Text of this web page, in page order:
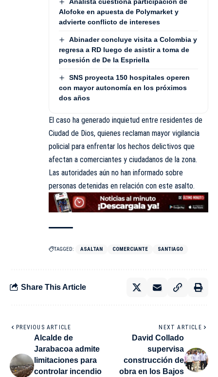
Alofoke en apuesta de Polymarket y
advierte conflicto de intereses
Abinader concluye visita a Colombia y
regresa a RD luego de asistir a toma de
posesión de De la Espriella
SNS proyecta 150 hospitales operen
con mayor autonomía en los próximos
dos años
El caso ha generado inquietud entre residentes de
Ciudad de Dios, quienes reclaman mayor vigilancia
policial para enfrentar los hechos delictivos que
afectan a comerciantes y ciudadanos de la zona.
Las autoridades aún no han informado sobre
personas detenidas en relación con este asalto.
TAGGED: ASALTAN COMERCIANTE SANTIAGO
Share This Article
PREVIOUS ARTICLE
Alcalde de
Jarabacoa admite
limitaciones para
controlar incendio
NEXT ARTICLE
David Collado
supervisa
construcción de
obra en los Bajos